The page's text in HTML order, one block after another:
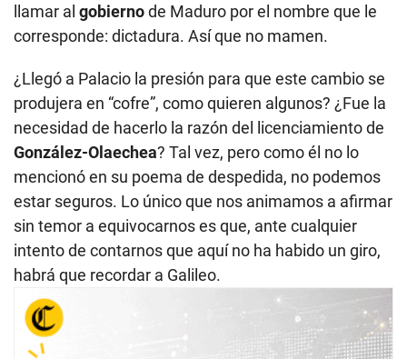
llamar al gobiernode Maduro por el nombre que le
corresponde: dictadura. Así que no mamen.
¿Llegó a Palacio la presión para que este cambio se
produjera en “cofre”, como quieren algunos? ¿Fue la
necesidad de hacerlo la razón del licenciamiento de
González-Olaechea? Tal vez, pero como él no lo
mencionó en su poema de despedida, no podemos
estar seguros. Lo único que nos animamos a afirmar
sin temor a equivocarnos es que, ante cualquier
intento de contarnos que aquí no ha habido un giro,
habrá que recordar a Galileo.